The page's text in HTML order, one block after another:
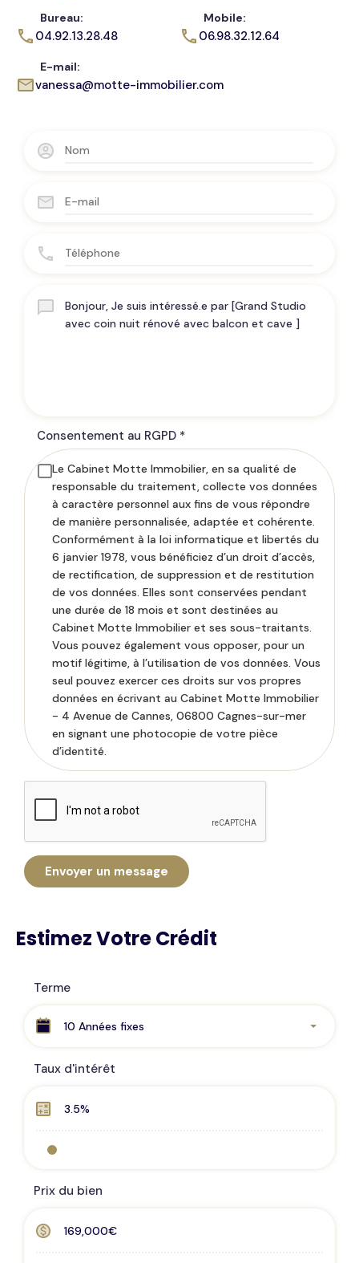
Bureau:
04.92.13.28.48
Mobile:
06.98.32.12.64
E-mail:
vanessa@motte-immobilier.com
Consentement au RGPD *
Le Cabinet Motte Immobilier, en sa qualité de
responsable du traitement, collecte vos données
à caractère personnel aux fins de vous répondre
de manière personnalisée, adaptée et cohérente.
Conformément à la loi informatique et libertés du
6 janvier 1978, vous bénéficiez d’un droit d’accès,
de rectification, de suppression et de restitution
de vos données. Elles sont conservées pendant
une durée de 18 mois et sont destinées au
Cabinet Motte Immobilier et ses sous-traitants.
Vous pouvez également vous opposer, pour un
motif légitime, à l’utilisation de vos données. Vous
seul pouvez exercer ces droits sur vos propres
données en écrivant au Cabinet Motte Immobilier
- 4 Avenue de Cannes, 06800 Cagnes-sur-mer
en signant une photocopie de votre pièce
d’identité.
Envoyer un message
Estimez Votre Crédit
Terme
10 Années fixes
Taux d'intérêt
Prix du bien